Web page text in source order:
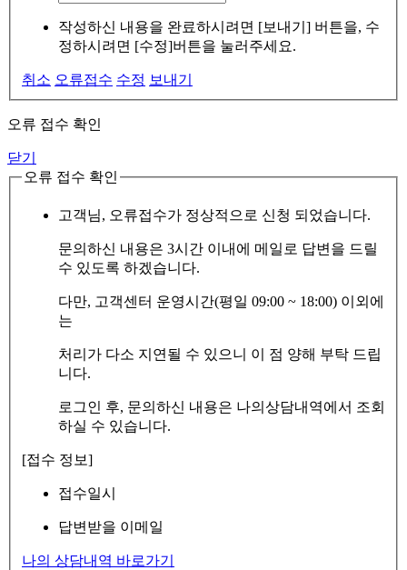
작성하신 내용을 완료하시려면 [보내기] 버튼을, 수
정하시려면 [수정]버튼을 눌러주세요.
취소 오류접수 수정 보내기
오류 접수 확인
닫기
오류 접수 확인
고객님, 오류접수가 정상적으로 신청 되었습니다.
문의하신 내용은 3시간 이내에 메일로 답변을 드릴
수 있도록 하겠습니다.
다만, 고객센터 운영시간(평일 09:00 ~ 18:00) 이외에
는
처리가 다소 지연될 수 있으니 이 점 양해 부탁 드립
니다.
로그인 후, 문의하신 내용은 나의상담내역에서 조회
하실 수 있습니다.
[접수 정보]
접수일시
답변받을 이메일
나의 상담내역 바로가기